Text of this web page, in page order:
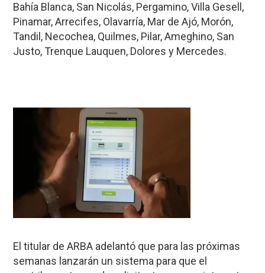
Bahía Blanca, San Nicolás, Pergamino, Villa Gesell,
Pinamar, Arrecifes, Olavarría, Mar de Ajó, Morón,
Tandil, Necochea, Quilmes, Pilar, Ameghino, San
Justo, Trenque Lauquen, Dolores y Mercedes.
El titular de ARBA adelantó que para las próximas
semanas lanzarán un sistema para que el